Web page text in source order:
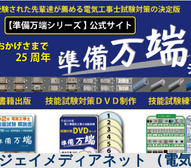
ジェイメディアネット (電